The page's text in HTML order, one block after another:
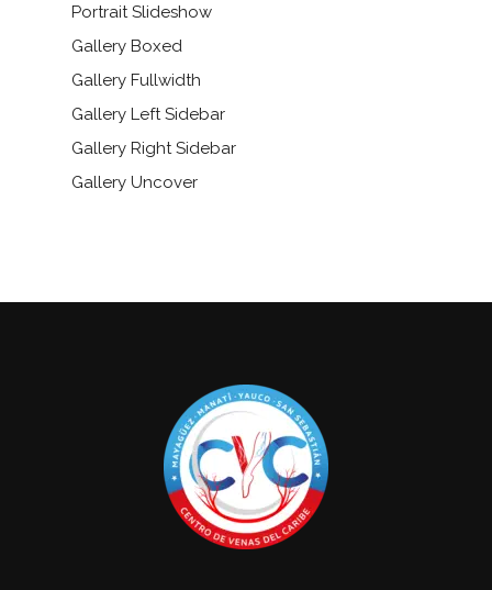
Portrait Slideshow
Gallery Boxed
Gallery Fullwidth
Gallery Left Sidebar
Gallery Right Sidebar
Gallery Uncover